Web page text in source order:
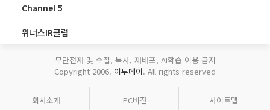
Channel 5
위너스IR클럽
무단전재 및 수집, 복사, 재배포, AI학습 이용 금지
Copyright 2006. 이투데이. All rights reserved
회사소개 PC버전 사이트맵